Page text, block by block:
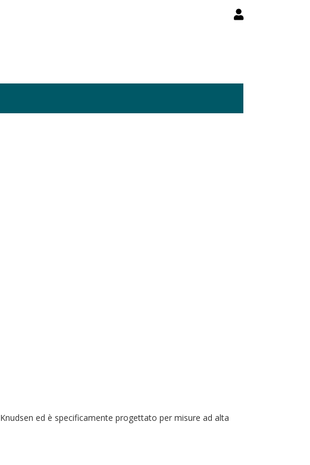
ed è specificamente progettato per misure ad alta